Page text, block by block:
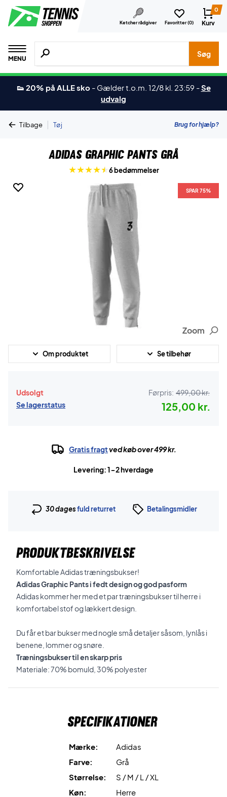
Ketcher rådgiver Favoritter (0)
0
Kurv
MENU
Søg efter produkter, mærker etc.
Søg
👟 20% på ALLE sko - Gælder t.o.m. 12/8 kl. 23:59 -Se
udvalg
Tilbage | Tøj Brug for hjælp?
Adidas Graphic Pants Grå
6 bedømmelser
SPAR 75%
Zoom
Om produktet Se tilbehør
Udsolgt
Se lagerstatus
Førpris: 499,00 kr.
125,00 kr.
Gratis fragtved køb over 499 kr.
Levering: 1-2 hverdage
30 dagesfuld returret Betalingsmidler
PRODUKTBESKRIVELSE
Komfortable Adidas træningsbukser!
Adidas Graphic Pants i fedt design og god pasform
Adidas kommer her med et par træningsbukser til herre i
komfortabel stof og lækkert design.
Du får et bar bukser med nogle små detaljer såsom, lynlås i
benene, lommer og snøre.
Træningsbukser til en skarp pris
Materiale: 70% bomuld, 30% polyester
Specifikationer
Mærke:
Adidas
Farve:
Grå
Størrelse:
S / M / L / XL
Køn:
Herre